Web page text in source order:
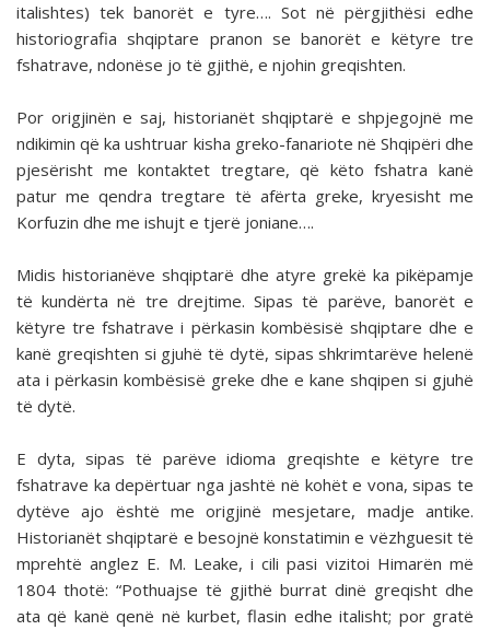
italishtes) tek banorët e tyre…. Sot në përgjithësi edhe
historiografia shqiptare pranon se banorët e këtyre tre
fshatrave, ndonëse jo të gjithë, e njohin greqishten.
Por origjinën e saj, historianët shqiptarë e shpjegojnë me
ndikimin që ka ushtruar kisha greko-fanariote në Shqipëri dhe
pjesërisht me kontaktet tregtare, që këto fshatra kanë
patur me qendra tregtare të afërta greke, kryesisht me
Korfuzin dhe me ishujt e tjerë joniane….
Midis historianëve shqiptarë dhe atyre grekë ka pikëpamje
të kundërta në tre drejtime. Sipas të parëve, banorët e
këtyre tre fshatrave i përkasin kombësisë shqiptare dhe e
kanë greqishten si gjuhë të dytë, sipas shkrimtarëve helenë
ata i përkasin kombësisë greke dhe e kane shqipen si gjuhë
të dytë.
E dyta, sipas të parëve idioma greqishte e këtyre tre
fshatrave ka depërtuar nga jashtë në kohët e vona, sipas te
dytëve ajo është me origjinë mesjetare, madje antike.
Historianët shqiptarë e besojnë konstatimin e vëzhguesit të
mprehtë anglez E. M. Leake, i cili pasi vizitoi Himarën më
1804 thotë: “Pothuajse të gjithë burrat dinë greqisht dhe
ata që kanë qenë në kurbet, flasin edhe italisht; por gratë